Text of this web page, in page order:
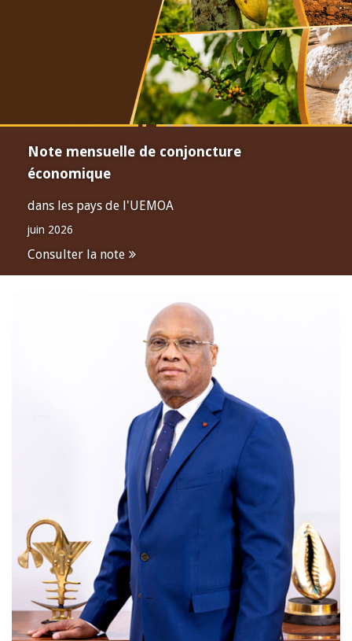
Note mensuelle de conjoncture
économique
dans les pays de l'UEMOA
juin 2026
Consulter la note